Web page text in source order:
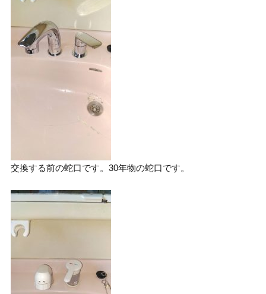
交換する前の蛇口です。30年物の蛇口です。